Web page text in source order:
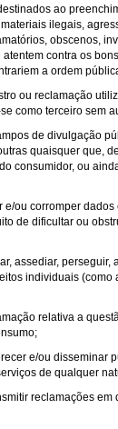
ao
ilegais,
obscenos,
contra os
a ordem
ou reclamação
como terceiro sem
de divulgação
quaisquer que,
consumidor, ou
e/ou corromper
de dificultar ou
assediar, perseguir,
individuais (como
relativa a
e/ou disseminar
de qualquer
reclamações em